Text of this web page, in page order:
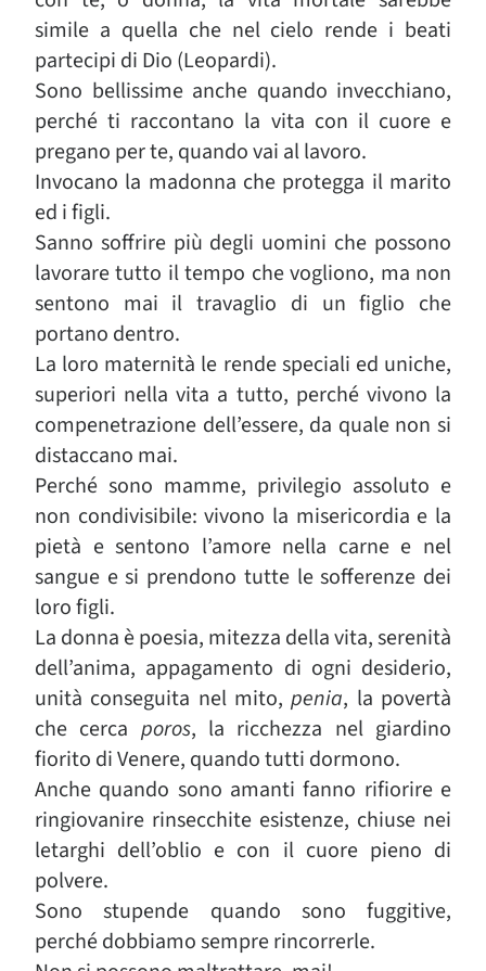
simile a quella che nel cielo rende i beati
partecipi di Dio (Leopardi).
Sono bellissime anche quando invecchiano,
perché ti raccontano la vita con il cuore e
pregano per te, quando vai al lavoro.
Invocano la madonna che protegga il marito
ed i figli.
Sanno soffrire più degli uomini che possono
lavorare tutto il tempo che vogliono, ma non
sentono mai il travaglio di un figlio che
portano dentro.
La loro maternità le rende speciali ed uniche,
superiori nella vita a tutto, perché vivono la
compenetrazione dell’essere, da quale non si
distaccano mai.
Perché sono mamme, privilegio assoluto e
non condivisibile: vivono la misericordia e la
pietà e sentono l’amore nella carne e nel
sangue e si prendono tutte le sofferenze dei
loro figli.
La donna è poesia, mitezza della vita, serenità
dell’anima, appagamento di ogni desiderio,
unità conseguita nel mito,penia, la povertà
che cerca poros, la ricchezza nel giardino
fiorito di Venere, quando tutti dormono.
Anche quando sono amanti fanno rifiorire e
ringiovanire rinsecchite esistenze, chiuse nei
letarghi dell’oblio e con il cuore pieno di
polvere.
Sono stupende quando sono fuggitive,
perché dobbiamo sempre rincorrerle.